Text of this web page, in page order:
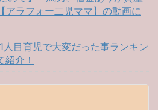
アラフォー二児ママ】の動画に
人目育児で大変だった事ランキン
介！